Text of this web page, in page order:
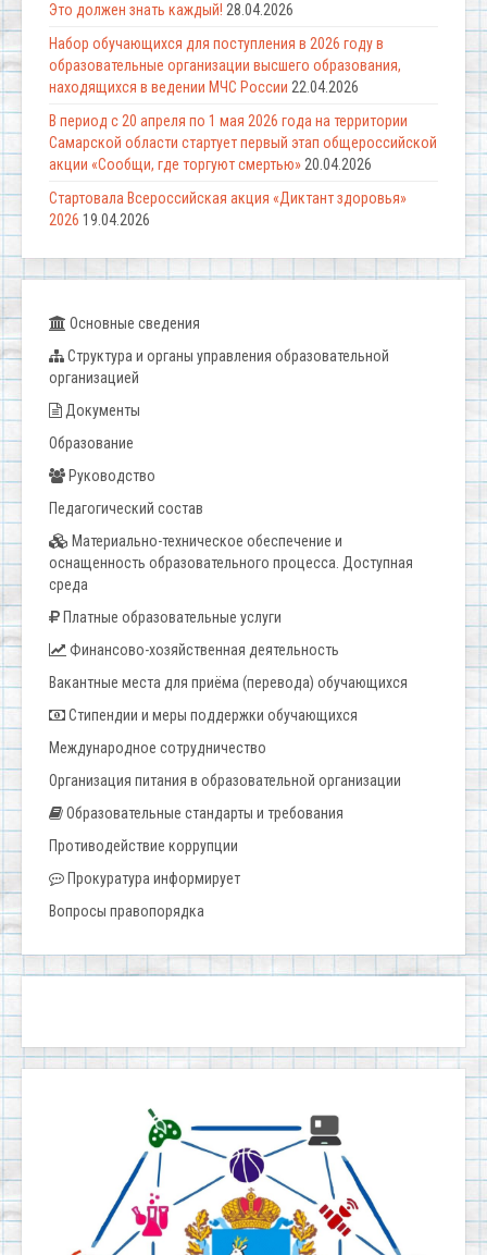
Это должен знать каждый! 28.04.2026
Набор обучающихся для поступления в 2026 году в
образовательные организации высшего образования,
находящихся в ведении МЧС России 22.04.2026
В период с 20 апреля по 1 мая 2026 года на территории
Самарской области стартует первый этап общероссийской
акции «Сообщи, где торгуют смертью»20.04.2026
Стартовала Всероссийская акция «Диктант здоровья»
2026 19.04.2026
Основные сведения
Структура и органы управления образовательной
организацией
Документы
Образование
Руководство
Педагогический состав
Материально-техническое обеспечение и
оснащенность образовательного процесса. Доступная
среда
Платные образовательные услуги
Финансово-хозяйственная деятельность
Вакантные места для приёма (перевода) обучающихся
Стипендии и меры поддержки обучающихся
Международное сотрудничество
Организация питания в образовательной организации
Образовательные стандарты и требования
Противодействие коррупции
Прокуратура информирует
Вопросы правопорядка